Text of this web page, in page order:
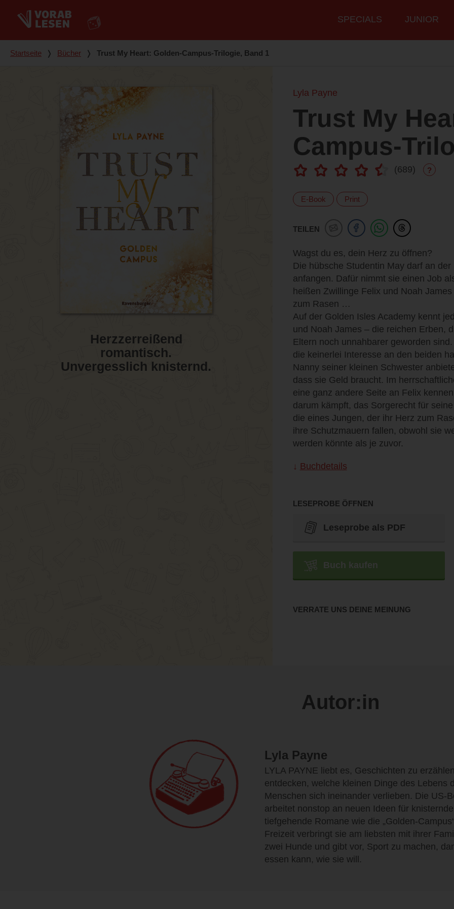
Hauptmenü
SPECIALS JUNIOR
Du bist hier
Startseite ❭ Bücher ❭ Trust My Heart: Golden-Campus-Trilogie, Band 1
Herzzerreißend
romantisch.
Unvergesslich knisternd.
Lyla Payne
Trust My
Campus-
(689) ?
E-Book Print
TEILEN
Wagst du es, dein Herz zu öffnen?
Die hübsche Studentin May darf an
anfangen. Dafür nimmt sie einen Job
heißen Zwillinge Felix und Noah
zum Rasen …
Auf der Golden Isles Academy kennt
und Noah James – die reichen Erben,
Eltern noch unnahbarer geworden
die keinerlei Interesse an den beiden
Nanny seiner kleinen Schwester
dass sie Geld braucht. Im
eine ganz andere Seite an Felix
darum kämpft, das Sorgerecht für
die eines Jungen, der ihr Herz zum
ihre Schutzmauern fallen, obwohl sie
werden könnte als je zuvor.
Buchdetails
LESEPROBE ÖFFNEN
Leseprobe als PDF
Buch kaufen
VERRATE UNS DEINE MEINUNG
Autor:in
Lyla Payne
LYLA PAYNE liebt es, Geschichten zu
entdecken, welche kleinen Dinge des Lebens
Menschen sich ineinander verlieben. Die US-
arbeitet nonstop an neuen Ideen für
tiefgehende Romane wie die „Golden-
Freizeit verbringt sie am liebsten mit ihrer
zwei Hunde und gibt vor, Sport zu machen,
essen kann, wie sie will.